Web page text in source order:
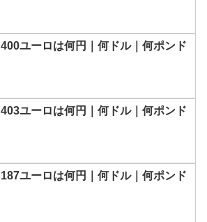
400ユーロは何円｜何ドル｜何ポンド
403ユーロは何円｜何ドル｜何ポンド
187ユーロは何円｜何ドル｜何ポンド